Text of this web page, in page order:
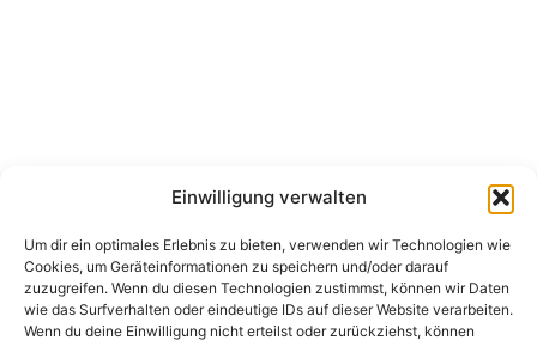
Einwilligung verwalten
Um dir ein optimales Erlebnis zu bieten, verwenden wir Technologien wie
Cookies, um Geräteinformationen zu speichern und/oder darauf
zuzugreifen. Wenn du diesen Technologien zustimmst, können wir Daten
wie das Surfverhalten oder eindeutige IDs auf dieser Website verarbeiten.
Wenn du deine Einwilligung nicht erteilst oder zurückziehst, können